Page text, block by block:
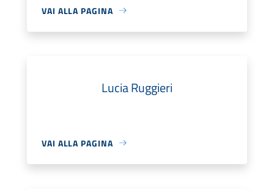
VAI ALLA PAGINA
Lucia Ruggieri
VAI ALLA PAGINA